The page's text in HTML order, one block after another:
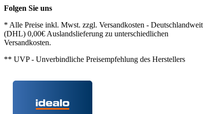
Folgen Sie uns
* Alle Preise inkl. Mwst. zzgl. Versandkosten - Deutschlandweit
(DHL) 0,00€ Auslandslieferung zu unterschiedlichen
Versandkosten.
** UVP - Unverbindliche Preisempfehlung des Herstellers